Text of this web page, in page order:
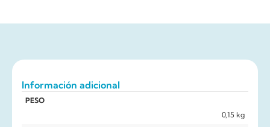
Información adicional
PESO
0,15 kg